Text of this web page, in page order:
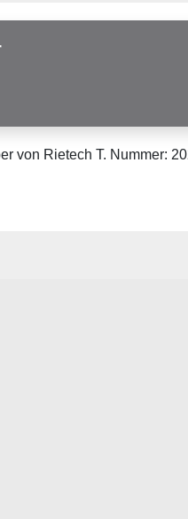
von Rietech T. Nummer: